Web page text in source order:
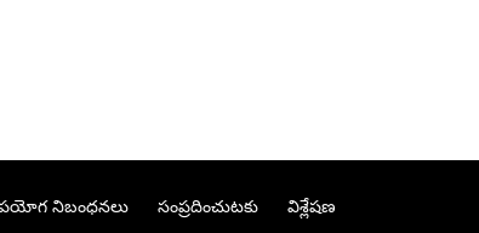
నిబంధనలు సంప్రదించుటకు విశ్లేషణ